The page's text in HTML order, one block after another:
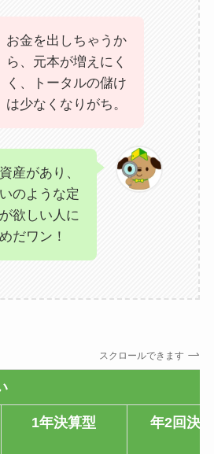
お金を出しちゃうか
ら、元本が増えにく
く、トータルの儲け
は少なくなりがち。
産があり、
のような定
欲しい人に
だワン！
スクロールできます
1年決算型 年2回決